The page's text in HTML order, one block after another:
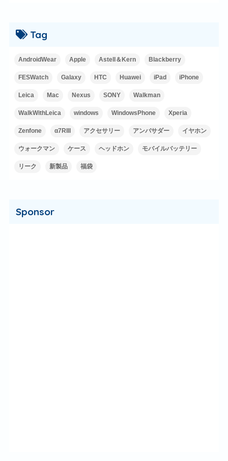
Tag
AndroidWear Apple Astell＆Kern Blackberry
FESWatch Galaxy HTC Huawei iPad iPhone
Leica Mac Nexus SONY Walkman
WalkWithLeica windows WindowsPhone Xperia
Zenfone α7RIII アクセサリー アンバサダー イヤホン
ウォークマン ケース ヘッドホン モバイルバッテリー
リーク 新製品 福袋
Sponsor